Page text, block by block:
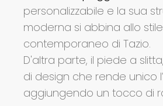
personalizzabile e la sua
moderna si abbina allo stile
contemporaneo di Tazio.
D'altra parte, il piede a
di design che rende unico
aggiungendo un tocco di